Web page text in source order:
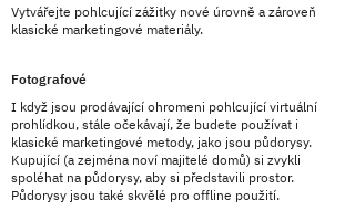
Vytvářejte pohlcující zážitky nové úrovně a zároveň
klasické marketingové materiály.
Fotografové
I když jsou prodávající ohromeni pohlcující virtuální
prohlídkou, stále očekávají, že budete používat i
klasické marketingové metody, jako jsou půdorysy.
Kupující (a zejména noví majitelé domů) si zvykli
spoléhat na půdorysy, aby si představili prostor.
Půdorysy jsou také skvělé pro offline použití.